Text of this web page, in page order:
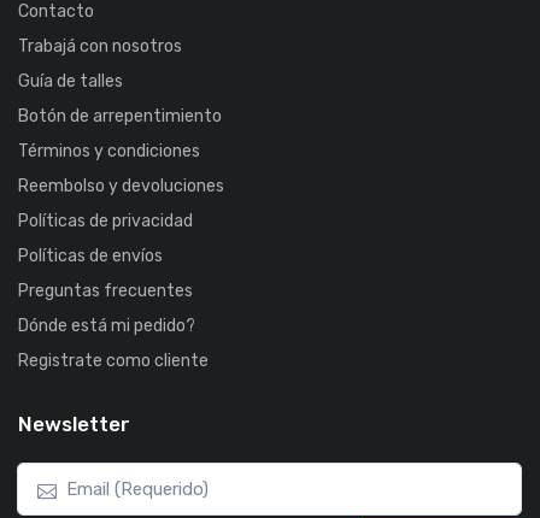
Contacto
Trabajá con nosotros
Guía de talles
Botón de arrepentimiento
Términos y condiciones
Reembolso y devoluciones
Políticas de privacidad
Políticas de envíos
Preguntas frecuentes
Dónde está mi pedido?
Registrate como cliente
Newsletter